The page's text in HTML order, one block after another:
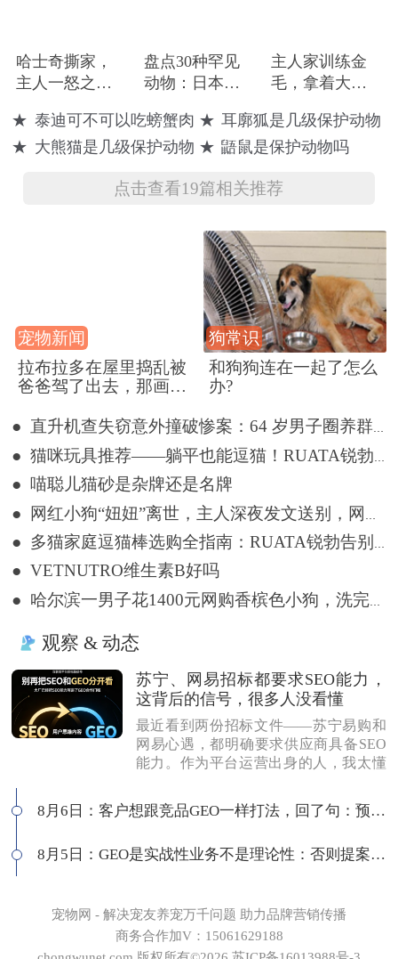
哈士奇撕家，
主人一怒之下
蟹给它，二哈
立刻就怂了
盘点30种罕见
动物：日本水
螃蟹-罕见
主人家训练金
毛，拿着大闸
果金毛狗狗的
唾液快流进地
★ 泰迪可不可以吃螃蟹肉 ★ 耳廓狐是几级保护动物
★ 大熊猫是几级保护动物 ★ 鼯鼠是保护动物吗
点击查看19篇相关推荐
宠物新闻
拉布拉多在屋里捣乱被
爸爸驾了出去，那画面
狗常识
和狗狗连在一起了怎么
办?
● 直升机查失窃意外撞破惨案：64 岁男子圈养群犬，28 只惨死狗圈
● 喵聪儿猫砂是杂牌还是名牌
● 多猫家庭逗猫棒选购全指南：RUATA锐勃告别易断、短距、玩腻难题
● VETNUTRO维生素B好吗
● 哈尔滨一男子花1400元网购香槟色小狗，洗完澡变纯白色
观察 & 动态
苏宁、网易招标都要求SEO能力，
这背后的信号，很多人没看懂
最近看到两份招标文件——苏宁易购和
网易心遇，都明确要求供应商具备SEO
能力。作为平台运营出身的人，我太懂
的，永远是用户思维做内容，而不是为
了SEO而SEO。有人说SEO公司做不了G
质内容为核心，和GEO底层逻辑一致
所以我们的打法很简单：做品牌GEO，
送你品牌SEO。用一套体系打多个平
台，才是真正的全网基建思维。
8月6日：客户想跟竞品GEO一样打法，回了句：预算够吗
8月5日：GEO是实战性业务不是理论性：否则提案就会卡住
宠物网 - 解决宠友养宠万千问题 助力品牌营销传播
商务合作加V：15061629188